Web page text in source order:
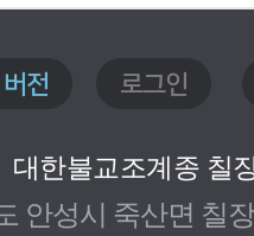
버전 로그인
대한불교조계종 칠
안성시 죽산면 칠